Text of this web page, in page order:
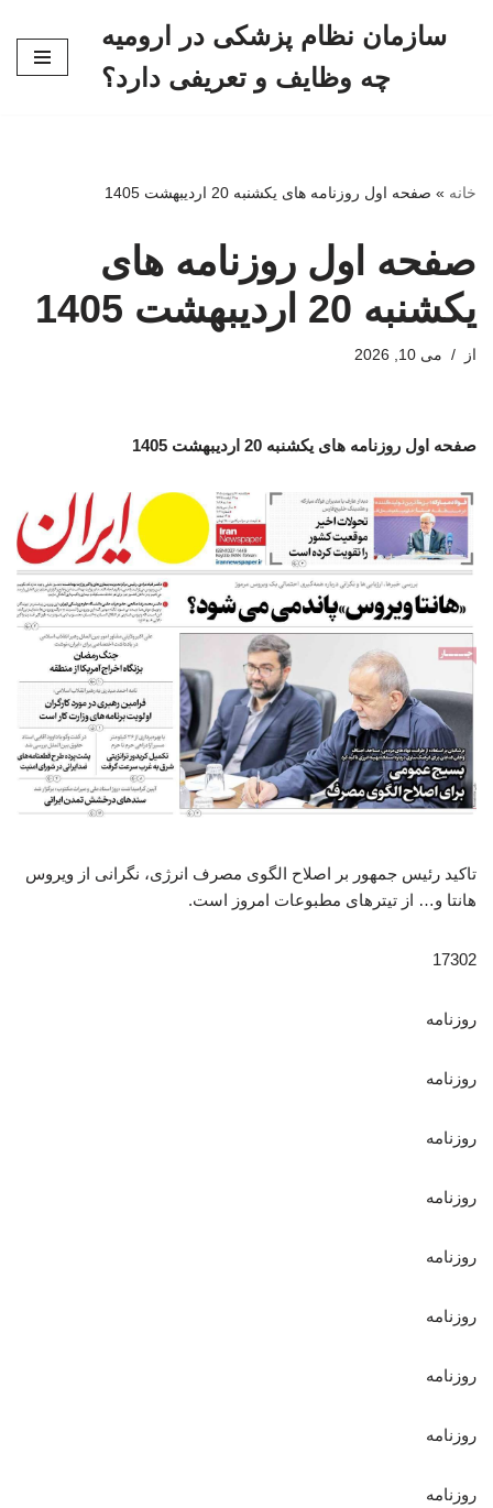
سازمان نظام پزشکی در ارومیه
چه وظایف و تعریفی دارد؟
خانه » صفحه اول روزنامه های یکشنبه 20 اردیبهشت 1405
صفحه اول روزنامه های
یکشنبه 20 اردیبهشت 1405
از می 10, 2026
صفحه اول روزنامه های یکشنبه 20 اردیبهشت 1405
تاکید رئیس جمهور بر اصلاح الگوی مصرف انرژی، نگرانی از ویروس
هانتا و… از تیترهای مطبوعات امروز است.
17302
روزنامه
روزنامه
روزنامه
روزنامه
روزنامه
روزنامه
روزنامه
روزنامه
روزنامه